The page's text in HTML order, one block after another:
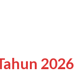
2026